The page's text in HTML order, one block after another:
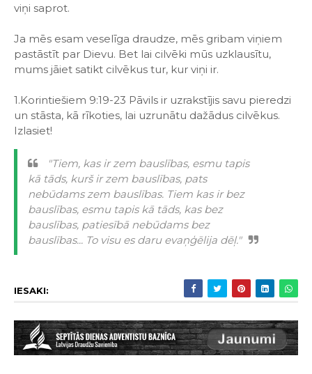
viņi saprot.
Ja mēs esam veselīga draudze, mēs gribam viņiem
pastāstīt par Dievu. Bet lai cilvēki mūs uzklausītu,
mums jāiet satikt cilvēkus tur, kur viņi ir.
1.Korintiešiem 9:19-23 Pāvils ir uzrakstījis savu pieredzi
un stāsta, kā rīkoties, lai uzrunātu dažādus cilvēkus.
Izlasiet!
"Tiem, kas ir zem bauslības, esmu tapis
kā tāds, kurš ir zem bauslības, pats
nebūdams zem bauslības. Tiem kas ir bez
bauslības, esmu tapis kā tāds, kas bez
bauslības, patiesībā nebūdams bez
bauslības... To visu es daru evaņģēlija dēļ."
IESAKI: